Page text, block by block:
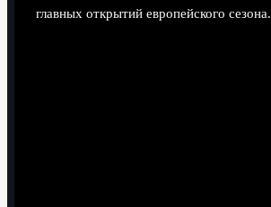
главных открытий европейского сезона.